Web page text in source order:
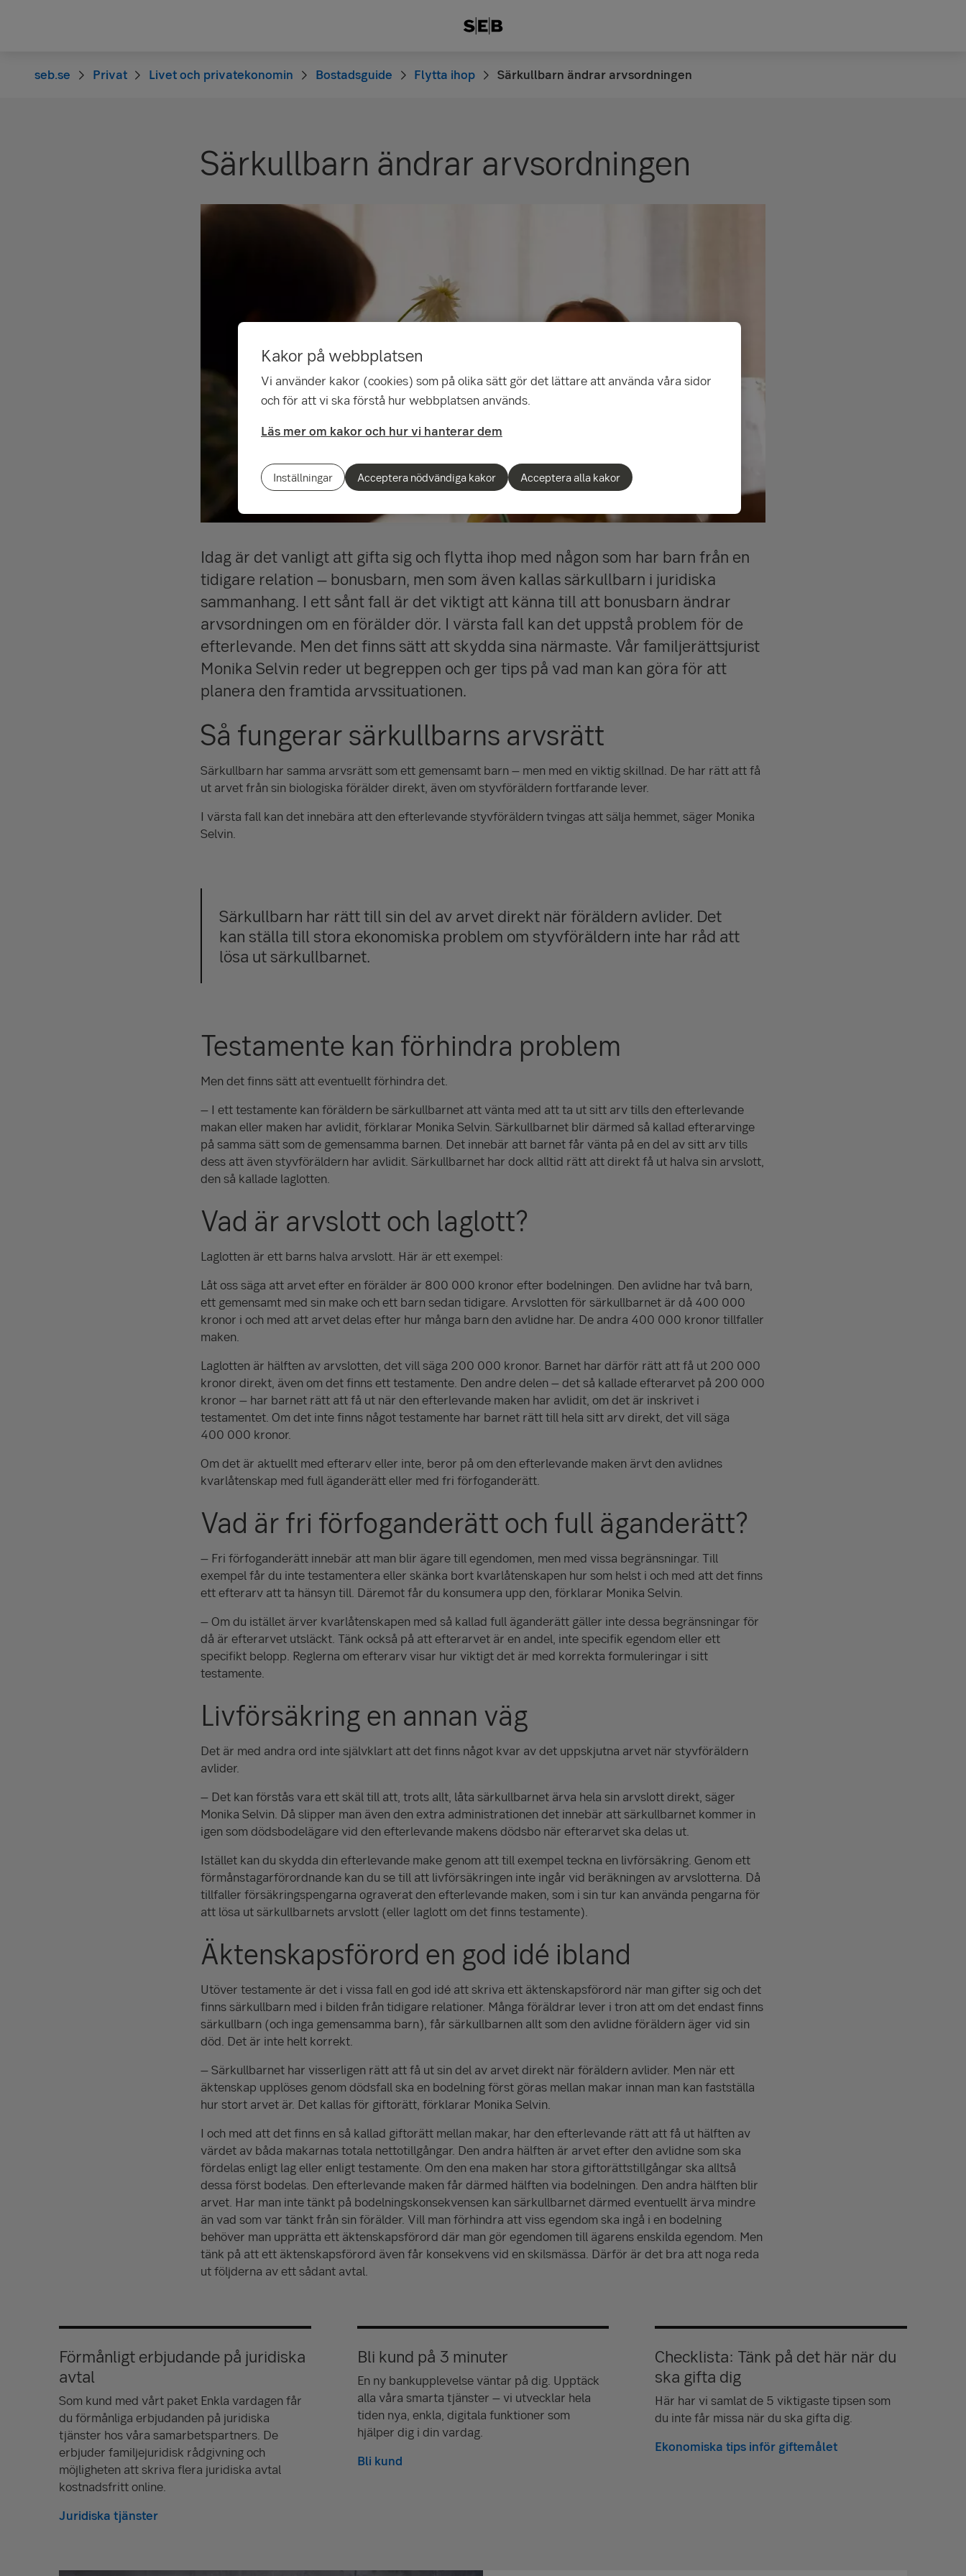
seb.se Privat Livet och privatekonomin Bostadsguide Flytta ihop Särkullbarn ändrar arvsordningen
Särkullbarn ändrar arvsordningen
Idag är det vanligt att gifta sig och flytta ihop med någon som har barn från en
tidigare relation – bonusbarn, men som även kallas särkullbarn i juridiska
sammanhang. I ett sånt fall är det viktigt att känna till att bonusbarn ändrar
arvsordningen om en förälder dör. I värsta fall kan det uppstå problem för de
efterlevande. Men det finns sätt att skydda sina närmaste. Vår familjerättsjurist
Monika Selvin reder ut begreppen och ger tips på vad man kan göra för att
planera den framtida arvssituationen.
Så fungerar särkullbarns arvsrätt
Särkullbarn har samma arvsrätt som ett gemensamt barn – men med en viktig skillnad. De har rätt att få
ut arvet från sin biologiska förälder direkt, även om styvföräldern fortfarande lever.
I värsta fall kan det innebära att den efterlevande styvföräldern tvingas att sälja hemmet, säger Monika
Selvin.
Särkullbarn har rätt till sin del av arvet direkt när föräldern avlider. Det
kan ställa till stora ekonomiska problem om styvföräldern inte har råd att
lösa ut särkullbarnet.
Testamente kan förhindra problem
Men det finns sätt att eventuellt förhindra det.
– I ett testamente kan föräldern be särkullbarnet att vänta med att ta ut sitt arv tills den efterlevande
makan eller maken har avlidit, förklarar Monika Selvin. Särkullbarnet blir därmed så kallad efterarvinge
på samma sätt som de gemensamma barnen. Det innebär att barnet får vänta på en del av sitt arv tills
dess att även styvföräldern har avlidit. Särkullbarnet har dock alltid rätt att direkt få ut halva sin arvslott,
den så kallade laglotten.
Vad är arvslott och laglott?
Laglotten är ett barns halva arvslott. Här är ett exempel:
Låt oss säga att arvet efter en förälder är 800 000 kronor efter bodelningen. Den avlidne har två barn,
ett gemensamt med sin make och ett barn sedan tidigare. Arvslotten för särkullbarnet är då 400 000
kronor i och med att arvet delas efter hur många barn den avlidne har. De andra 400 000 kronor tillfaller
maken.
Laglotten är hälften av arvslotten, det vill säga 200 000 kronor. Barnet har därför rätt att få ut 200 000
kronor direkt, även om det finns ett testamente. Den andre delen – det så kallade efterarvet på 200 000
kronor – har barnet rätt att få ut när den efterlevande maken har avlidit, om det är inskrivet i
testamentet. Om det inte finns något testamente har barnet rätt till hela sitt arv direkt, det vill säga
400 000 kronor.
Om det är aktuellt med efterarv eller inte, beror på om den efterlevande maken ärvt den avlidnes
kvarlåtenskap med full äganderätt eller med fri förfoganderätt.
Vad är fri förfoganderätt och full äganderätt?
– Fri förfoganderätt innebär att man blir ägare till egendomen, men med vissa begränsningar. Till
exempel får du inte testamentera eller skänka bort kvarlåtenskapen hur som helst i och med att det finns
ett efterarv att ta hänsyn till. Däremot får du konsumera upp den, förklarar Monika Selvin.
– Om du istället ärver kvarlåtenskapen med så kallad full äganderätt gäller inte dessa begränsningar för
då är efterarvet utsläckt. Tänk också på att efterarvet är en andel, inte specifik egendom eller ett
specifikt belopp. Reglerna om efterarv visar hur viktigt det är med korrekta formuleringar i sitt
testamente.
Livförsäkring en annan väg
Det är med andra ord inte självklart att det finns något kvar av det uppskjutna arvet när styvföräldern
avlider.
– Det kan förstås vara ett skäl till att, trots allt, låta särkullbarnet ärva hela sin arvslott direkt, säger
Monika Selvin. Då slipper man även den extra administrationen det innebär att särkullbarnet kommer in
igen som dödsbodelägare vid den efterlevande makens dödsbo när efterarvet ska delas ut.
Istället kan du skydda din efterlevande make genom att till exempel teckna en livförsäkring. Genom ett
förmånstagarförordnande kan du se till att livförsäkringen inte ingår vid beräkningen av arvslotterna. Då
tillfaller försäkringspengarna ograverat den efterlevande maken, som i sin tur kan använda pengarna för
att lösa ut särkullbarnets arvslott (eller laglott om det finns testamente).
Äktenskapsförord en god idé ibland
Utöver testamente är det i vissa fall en god idé att skriva ett äktenskapsförord när man gifter sig och det
finns särkullbarn med i bilden från tidigare relationer. Många föräldrar lever i tron att om det endast finns
särkullbarn (och inga gemensamma barn), får särkullbarnen allt som den avlidne föräldern äger vid sin
död. Det är inte helt korrekt.
– Särkullbarnet har visserligen rätt att få ut sin del av arvet direkt när föräldern avlider. Men när ett
äktenskap upplöses genom dödsfall ska en bodelning först göras mellan makar innan man kan fastställa
hur stort arvet är. Det kallas för giftorätt, förklarar Monika Selvin.
I och med att det finns en så kallad giftorätt mellan makar, har den efterlevande rätt att få ut hälften av
värdet av båda makarnas totala nettotillgångar. Den andra hälften är arvet efter den avlidne som ska
fördelas enligt lag eller enligt testamente. Om den ena maken har stora giftorättstillgångar ska alltså
dessa först bodelas. Den efterlevande maken får därmed hälften via bodelningen. Den andra hälften blir
arvet. Har man inte tänkt på bodelningskonsekvensen kan särkullbarnet därmed eventuellt ärva mindre
än vad som var tänkt från sin förälder. Vill man förhindra att viss egendom ska ingå i en bodelning
behöver man upprätta ett äktenskapsförord där man gör egendomen till ägarens enskilda egendom. Men
tänk på att ett äktenskapsförord även får konsekvens vid en skilsmässa. Därför är det bra att noga reda
ut följderna av ett sådant avtal.
Förmånligt erbjudande på juridiska
avtal
Som kund med vårt paket Enkla vardagen får
du förmånliga erbjudanden på juridiska
tjänster hos våra samarbetspartners. De
erbjuder familjejuridisk rådgivning och
möjligheten att skriva flera juridiska avtal
kostnadsfritt online.
Juridiska tjänster
Bli kund på 3 minuter
En ny bankupplevelse väntar på dig. Upptäck
alla våra smarta tjänster – vi utvecklar hela
tiden nya, enkla, digitala funktioner som
hjälper dig i din vardag.
Bli kund
Checklista: Tänk på det här när du
ska gifta dig
Här har vi samlat de 5 viktigaste tipsen som
du inte får missa när du ska gifta dig.
Ekonomiska tips inför giftemålet
Kakor på webbplatsen
Vi använder kakor (cookies) som på olika sätt gör det lättare att använda våra sidor
och för att vi ska förstå hur webbplatsen används.
Läs mer om kakor och hur vi hanterar dem
Inställningar Acceptera nödvändiga kakor Acceptera alla kakor